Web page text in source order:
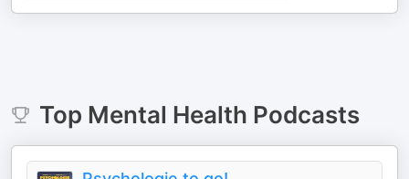
Top Mental Health Podcasts